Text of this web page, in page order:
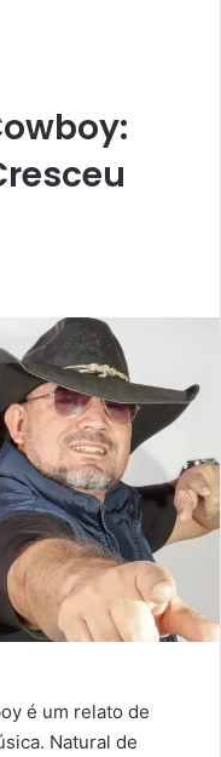
é um relato de
Natural de